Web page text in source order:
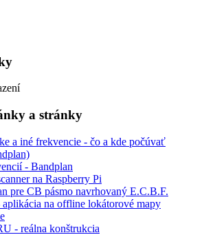
a stránky
a iné frekvencie - čo a kde počúvať
- Bandplan
na Raspberry Pi
pre CB pásmo navrhovaný E.C.B.F.
na offline lokátorové mapy
- reálna konštrukcia